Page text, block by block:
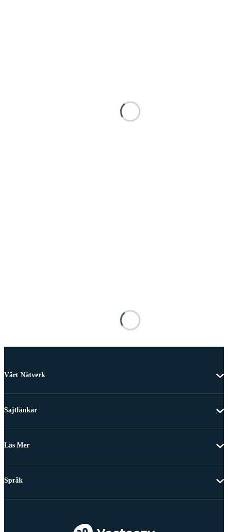
Vårt Nätverk
Sajtlänkar
Läs Mer
Språk